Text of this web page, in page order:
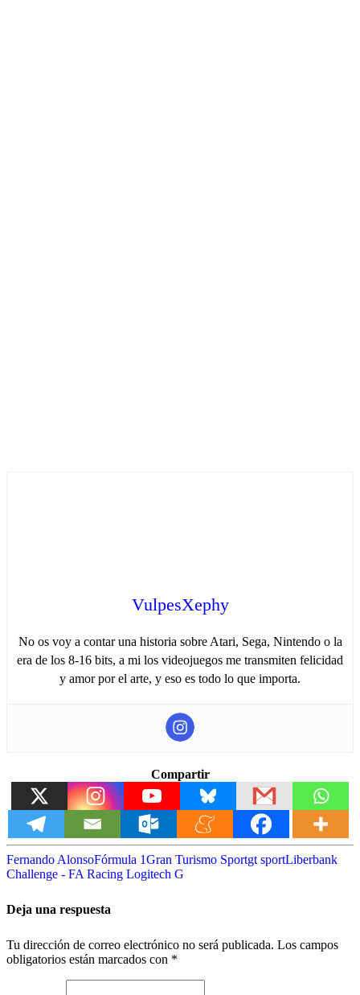
VulpesXephy
No os voy a contar una historia sobre Atari, Sega, Nintendo o la
era de los 8-16 bits, a mi los videojuegos me transmiten felicidad
y amor por el arte, y eso es todo lo que importa.
Compartir
Fernando AlonsoFórmula 1Gran Turismo Sportgt sportLiberbank
Challenge - FA Racing Logitech G
Deja una respuesta
Tu dirección de correo electrónico no será publicada. Los campos
obligatorios están marcados con *